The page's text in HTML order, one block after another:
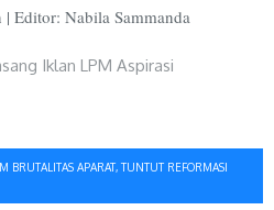
Editor: Nabila Sammanda
BRUTALITAS APARAT, TUNTUT REFORMASI